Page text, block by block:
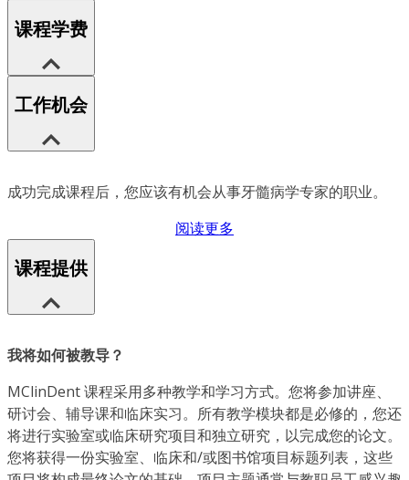
课程学费
工作机会
成功完成课程后，您应该有机会从事牙髓病学专家的职业。
阅读更多
课程提供
我将如何被教导？
MClinDent 课程采用多种教学和学习方式。您将参加讲座、
研讨会、辅导课和临床实习。所有教学模块都是必修的，您还
将进行实验室或临床研究项目和独立研究，以完成您的论文。
您将获得一份实验室、临床和/或图书馆项目标题列表，这些